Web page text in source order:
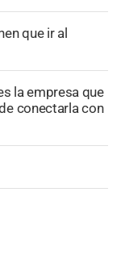
que ir al
la empresa que
conectarla con